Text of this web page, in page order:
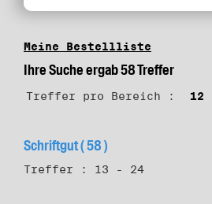
Meine Bestellliste
Ihre Suche ergab 58 Treffer
Treffer pro Bereich : 12
Schriftgut ( 58 )
Treffer : 13 - 24